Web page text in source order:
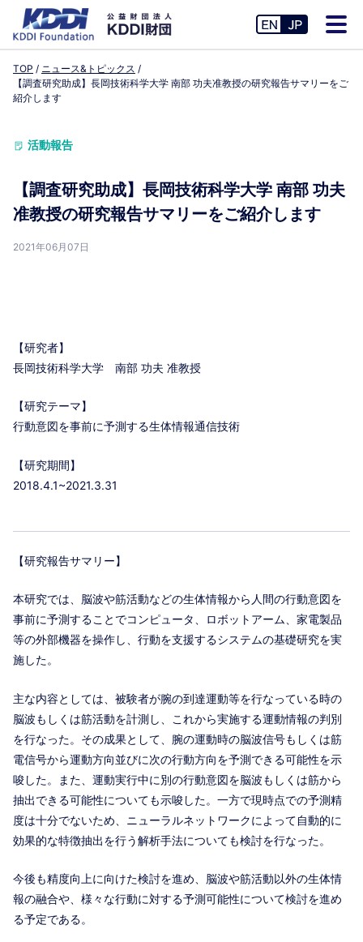
TOP
ニュース&トピックス
【調査研究助成】長岡技術科学大学 南部 功夫准教授の研究報告サマリーをご
紹介します
活動報告
【調査研究助成】長岡技術科学大学 南部 功夫
准教授の研究報告サマリーをご紹介します
2021年06月07日
【研究者】
長岡技術科学大学 南部 功夫 准教授
【研究テーマ】
行動意図を事前に予測する生体情報通信技術
【研究期間】
2018.4.1~2021.3.31
【研究報告サマリー】
本研究では、脳波や筋活動などの生体情報から人間の行動意図を
事前に予測することでコンピュータ、ロボットアーム、家電製品
等の外部機器を操作し、行動を支援するシステムの基礎研究を実
施した。
主な内容としては、被験者が腕の到達運動等を行なっている時の
脳波もしくは筋活動を計測し、これから実施する運動情報の判別
を行なった。その成果として、腕の運動時の脳波信号もしくは筋
電信号から運動方向並びに次の行動方向を予測できる可能性を示
唆した。また、運動実行中に別の行動意図を脳波もしくは筋から
抽出できる可能性についても示唆した。一方で現時点での予測精
度は十分でないため、ニューラルネットワークによって自動的に
効果的な特徴抽出を行う解析手法についても検討を行なった。
今後も精度向上に向けた検討を進め、脳波や筋活動以外の生体情
報の融合や、様々な行動に対する予測可能性について検討を進め
る予定である。